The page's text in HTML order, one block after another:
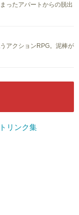
ったアパートからの脱出
アクションRPG。泥棒が
リンク集